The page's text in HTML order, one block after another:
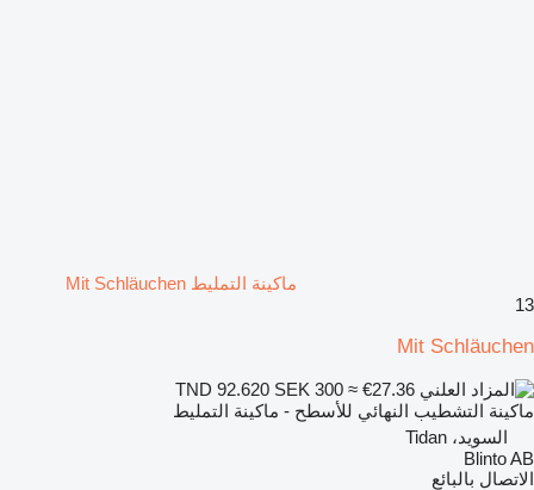
ماكينة التمليط Mit Schläuchen
13
Mit Schläuchen
SEK 300 ≈ €27.36
ماكينة التشطيب النهائي للأسطح - ماكينة التمليط
السويد، Tidan
Blinto AB
الاتصال بالبائع